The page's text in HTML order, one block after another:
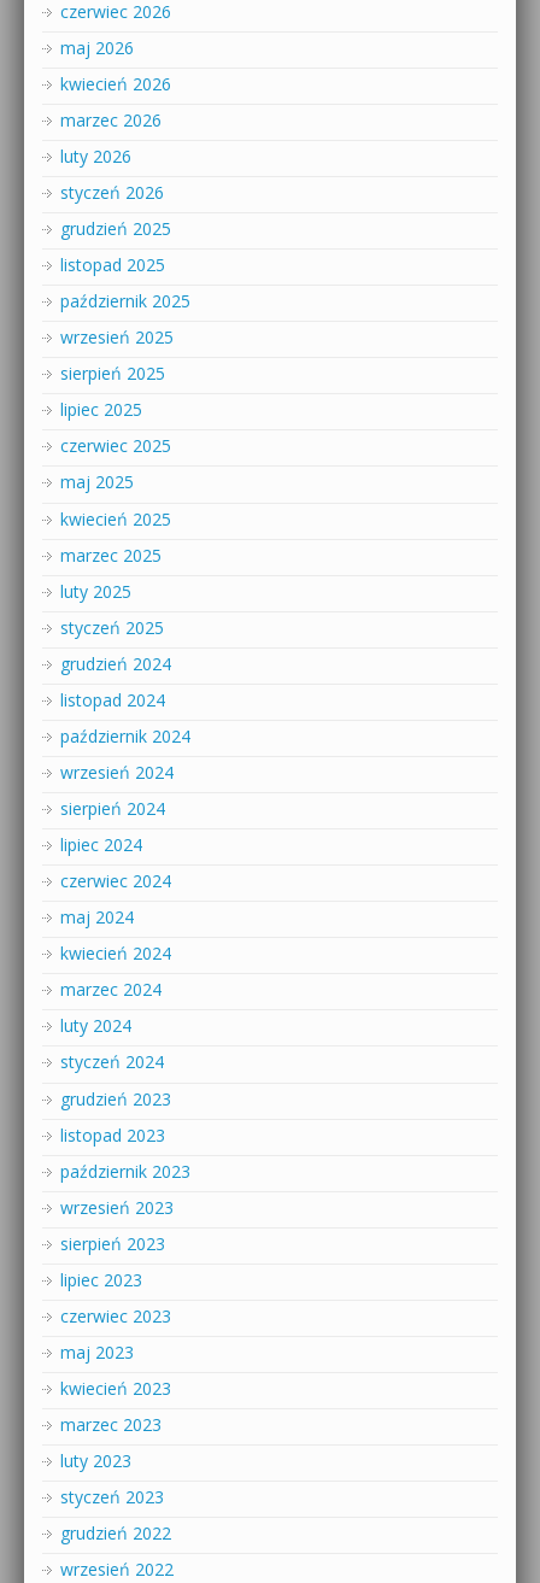
czerwiec 2026
maj 2026
kwiecień 2026
marzec 2026
luty 2026
styczeń 2026
grudzień 2025
listopad 2025
październik 2025
wrzesień 2025
sierpień 2025
lipiec 2025
czerwiec 2025
maj 2025
kwiecień 2025
marzec 2025
luty 2025
styczeń 2025
grudzień 2024
listopad 2024
październik 2024
wrzesień 2024
sierpień 2024
lipiec 2024
czerwiec 2024
maj 2024
kwiecień 2024
marzec 2024
luty 2024
styczeń 2024
grudzień 2023
listopad 2023
październik 2023
wrzesień 2023
sierpień 2023
lipiec 2023
czerwiec 2023
maj 2023
kwiecień 2023
marzec 2023
luty 2023
styczeń 2023
grudzień 2022
wrzesień 2022